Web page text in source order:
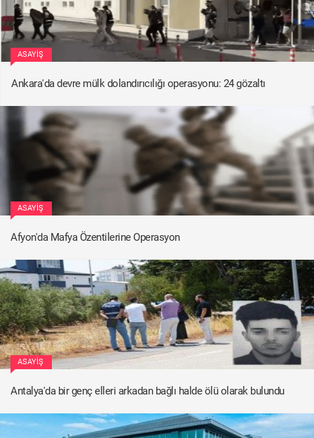
ASAYIŞ
Ankara'da devre mülk dolandırıcılığı operasyonu: 24 gözaltı
ASAYIŞ
Afyon'da Mafya Özentilerine Operasyon
ASAYIŞ
Antalya'da bir genç elleri arkadan bağlı halde ölü olarak bulundu